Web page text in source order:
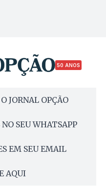
50 ANOS
JORNAL OPÇÃO
SEU WHATSAPP
EM SEU EMAIL
AQUI